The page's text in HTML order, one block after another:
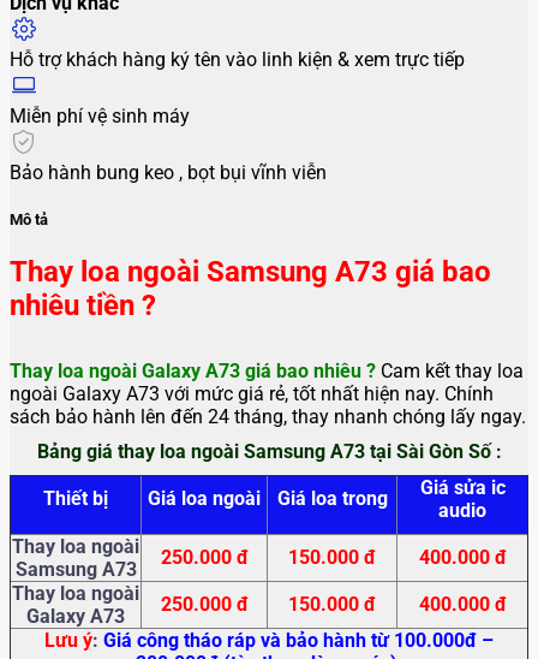
Hỗ trợ khách hàng ký tên vào linh kiện & xem trực tiếp
Miễn phí vệ sinh máy
Bảo hành bung keo , bọt bụi vĩnh viễn
Mô tả
Thay loa ngoài Samsung A73 giá bao
nhiêu tiền ?
Thay loa ngoài Galaxy A73 giá bao nhiêu ? Cam kết thay loa
ngoài Galaxy A73 với mức giá rẻ, tốt nhất hiện nay. Chính
sách bảo hành lên đến 24 tháng, thay nhanh chóng lấy ngay.
Bảng giá thay loa ngoài Samsung A73 tại Sài Gòn Số :
Thiết bị Giá loa ngoài Giá loa trong
Giá sửa ic
audio
Thay loa ngoài
Samsung A73
250.000 đ 150.000 đ
400.000 đ
Thay loa ngoài
Galaxy A73
250.000 đ 150.000 đ
400.000 đ
Lưu ý: Giá công tháo ráp và bảo hành từ 100.000đ –